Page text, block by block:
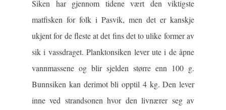
Siken har gjennom tidene vært den viktigste
matfisken for folk i Pasvik, men det er kanskje
ukjent for de fleste at det fins det to ulike former av
sik i vassdraget. Planktonsiken lever ute i de åpne
vannmassene og blir sjelden større enn 100 g.
Bunnsiken kan derimot bli opptil 4 kg. Den lever
inne ved strandsonen hvor den livnærer seg av